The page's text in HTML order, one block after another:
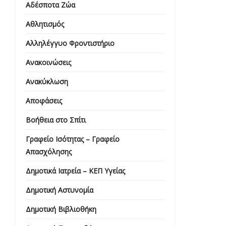
Αδέσποτα Ζώα
Αθλητισμός
Αλληλέγγυο Φροντιστήριο
Ανακοινώσεις
Ανακύκλωση
Αποφάσεις
Βοήθεια στο Σπίτι
Γραφείο Ισότητας – Γραφείο
Απασχόλησης
Δημοτικά Ιατρεία – ΚΕΠ Υγείας
Δημοτική Αστυνομία
Δημοτική Βιβλιοθήκη